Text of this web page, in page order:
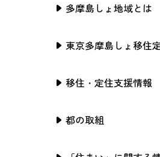
多摩島しょ地域とは
東京多摩島しょ移住
移住・定住支援情報
都の取組